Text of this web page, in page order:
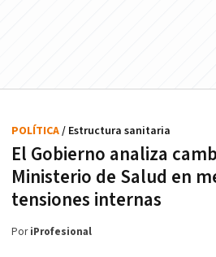
El Gobierno analiza
Ministerio de Salud en
tensiones internas
POLÍTICA/ Estructura sanitaria
PoriProfesional